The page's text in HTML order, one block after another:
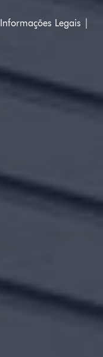
Informações Legais